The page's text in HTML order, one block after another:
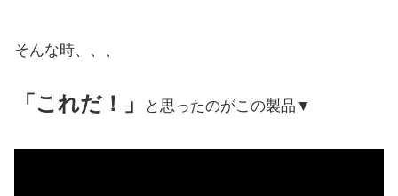
そんな時、、、
「これだ！」 と思ったのがこの製品▼